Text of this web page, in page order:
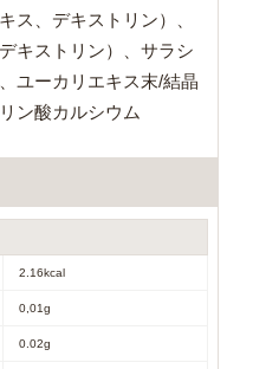
ス、デキストリン）、
キストリン）、サラシ
ユーカリエキス末/結晶
ン酸カルシウム
2.16kcal
0,01g
0.02g